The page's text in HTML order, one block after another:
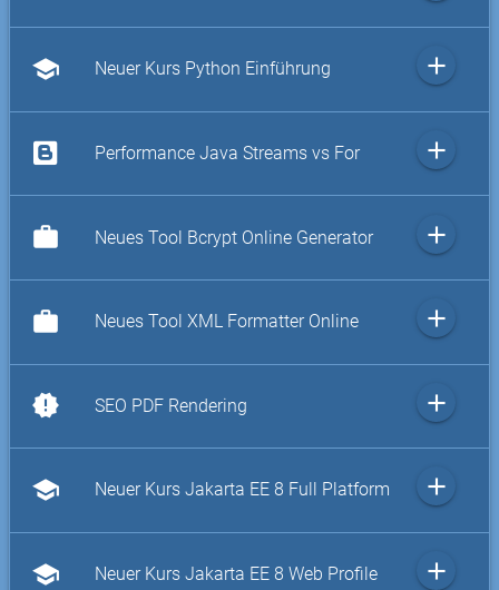
school Neuer Kurs Python Einführung add
Performance Java Streams vs For add
work Neues Tool Bcrypt Online Generator add
work Neues Tool XML Formatter Online add
new_releases SEO PDF Rendering add
school Neuer Kurs Jakarta EE 8 Full Platform add
school Neuer Kurs Jakarta EE 8 Web Profile add